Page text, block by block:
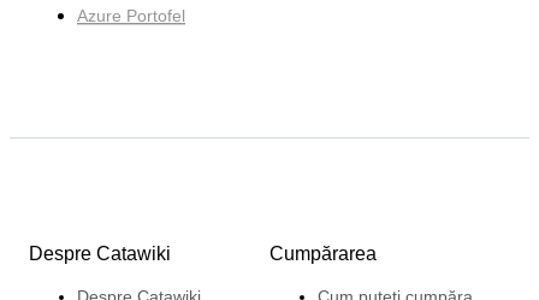
Azure Portofel
Despre Catawiki
Despre Catawiki
Cumpărarea
Cum puteți cumpăra